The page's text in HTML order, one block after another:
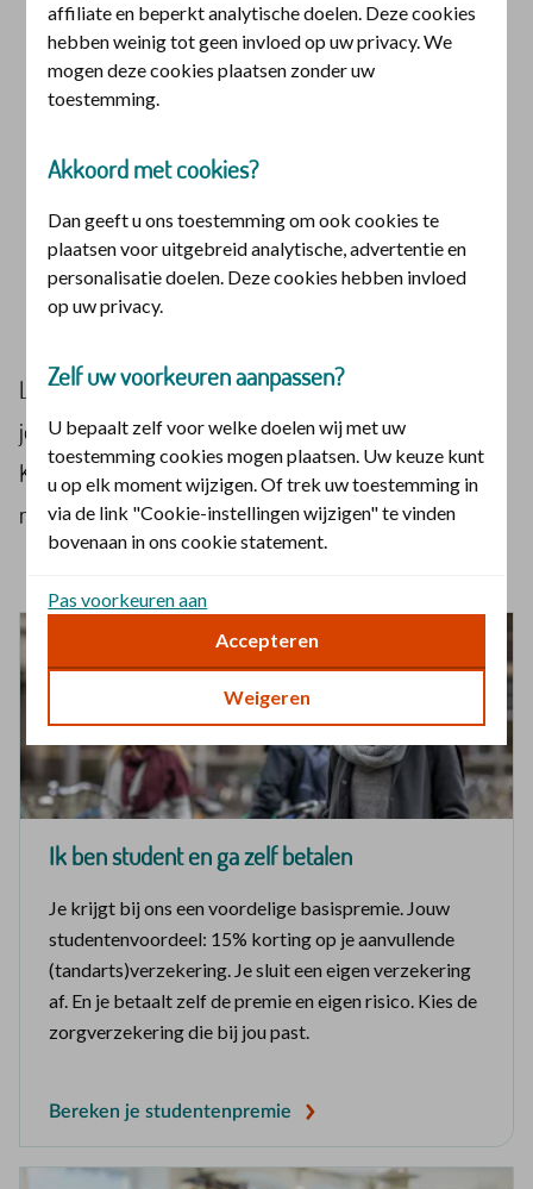
Als je 18 jaar of ouder bent, kun je
zelf een verzekering afsluiten. Alle
zorgverzekeraar korting op hun
aanvullende (tandarts)verzekering.
Lees wat er verandert als je 18 wordt. En welke keuzes
je kunt maken. Heb je vragen? Bel dan gerust onze
Klantenservice: 071 308 38 88. We kijken graag met je
mee.
Ik ben student en ga zelf betalen
Je krijgt bij ons een voordelige basispremie. Jouw
studentenvoordeel: 15% korting op je aanvullende
(tandarts)verzekering. Je sluit een eigen verzekering
af. En je betaalt zelf de premie en eigen risico. Kies de
zorgverzekering die bij jou past.
Bereken je studentenpremie
affiliate en beperkt analytische doelen. Deze cookies
hebben weinig tot geen invloed op uw privacy. We
mogen deze cookies plaatsen zonder uw
toestemming.
Akkoord met cookies?
Dan geeft u ons toestemming om ook cookies te
plaatsen voor uitgebreid analytische, advertentie en
personalisatie doelen. Deze cookies hebben invloed
op uw privacy.
Zelf uw voorkeuren aanpassen?
U bepaalt zelf voor welke doelen wij met uw
toestemming cookies mogen plaatsen. Uw keuze kunt
u op elk moment wijzigen. Of trek uw toestemming in
via de link "Cookie-instellingen wijzigen" te vinden
bovenaan in ons cookie statement.
Pas voorkeuren aan
Accepteren
Weigeren